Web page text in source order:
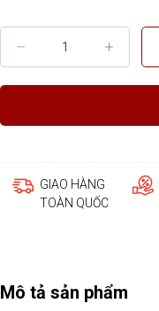
GIAO HÀNG
TOÀN QUỐC
Mô tả sản phẩm